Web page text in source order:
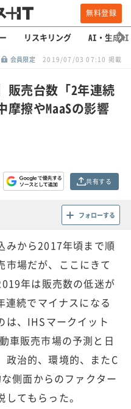
無料登録
リスキリング AI・生成AI
会員限定 2019/07/03 07:10 掲載
販売台数「2年連続
擦やMaaSの影響
共有する
フォローする
みから2017年頃まで順
市場だが、ここにきて
年は販売数の低迷が
続でマイナスになる
は、IHSマークイット
車販売市場の予測と日
政治的、環境的、またC
側面からのファクター
てもらった。